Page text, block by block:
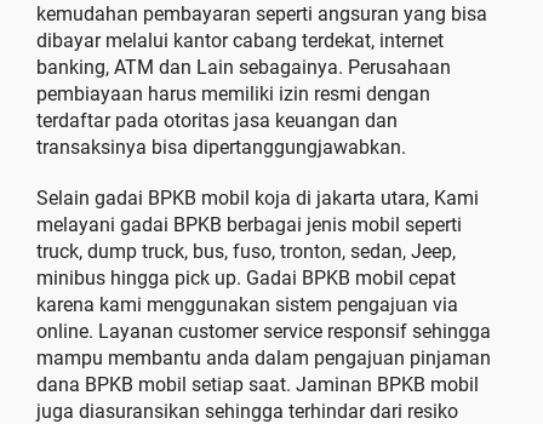
kemudahan pembayaran seperti angsuran yang bisa
dibayar melalui kantor cabang terdekat, internet
banking, ATM dan Lain sebagainya. Perusahaan
pembiayaan harus memiliki izin resmi dengan
terdaftar pada otoritas jasa keuangan dan
transaksinya bisa dipertanggungjawabkan.
Selain gadai BPKB mobil koja di jakarta utara, Kami
melayani gadai BPKB berbagai jenis mobil seperti
truck, dump truck, bus, fuso, tronton, sedan, Jeep,
minibus hingga pick up. Gadai BPKB mobil cepat
karena kami menggunakan sistem pengajuan via
online. Layanan customer service responsif sehingga
mampu membantu anda dalam pengajuan pinjaman
dana BPKB mobil setiap saat. Jaminan BPKB mobil
juga diasuransikan sehingga terhindar dari resiko